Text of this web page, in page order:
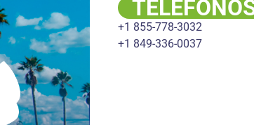
+1 855-778-3032
+1 849-336-0037